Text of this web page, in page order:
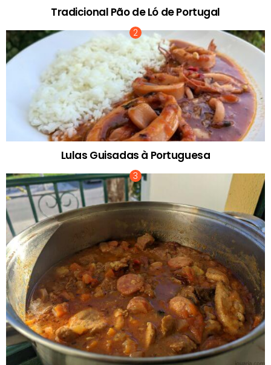
Tradicional Pão de Ló de Portugal
Lulas Guisadas à Portuguesa